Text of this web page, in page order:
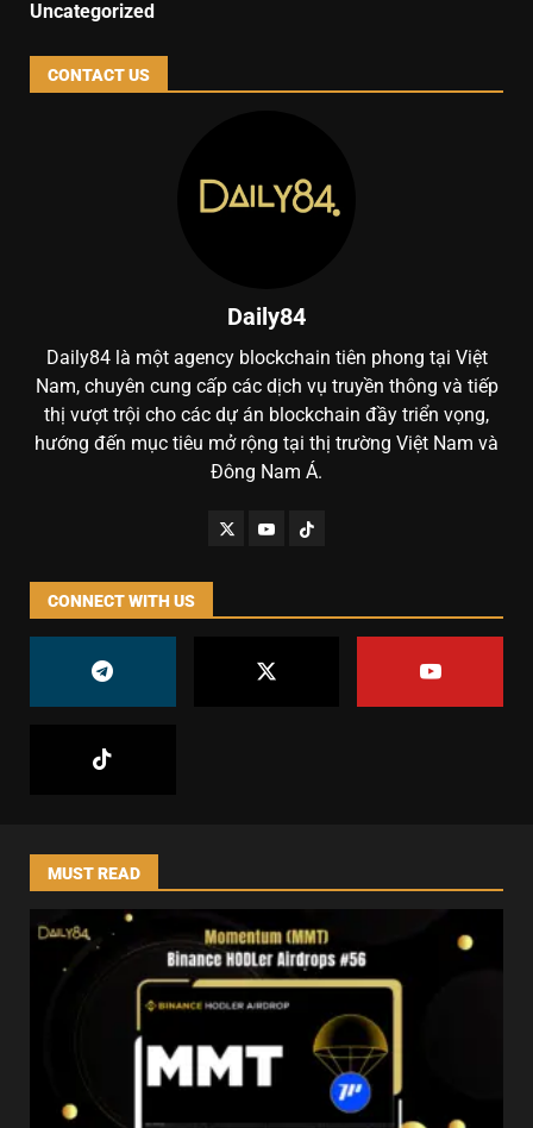
Uncategorized
CONTACT US
Daily84
Daily84 là một agency blockchain tiên phong tại Việt
Nam, chuyên cung cấp các dịch vụ truyền thông và tiếp
thị vượt trội cho các dự án blockchain đầy triển vọng,
hướng đến mục tiêu mở rộng tại thị trường Việt Nam và
Đông Nam Á.
CONNECT WITH US
MUST READ